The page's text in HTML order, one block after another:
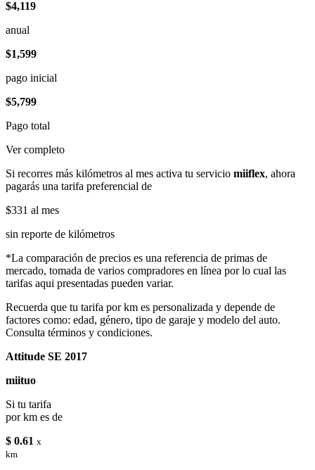
$4,119
anual
$1,599
pago inicial
$5,799
Pago total
Ver completo
Si recorres más kilómetros al mes activa tu servicio miiflex, ahora
pagarás una tarifa preferencial de
$331 al mes
sin reporte de kilómetros
*La comparación de precios es una referencia de primas de
mercado, tomada de varios compradores en línea por lo cual las
tarifas aqui presentadas pueden variar.
Recuerda que tu tarifa por km es personalizada y depende de
factores como: edad, género, tipo de garaje y modelo del auto.
Consulta términos y condiciones.
Attitude SE 2017
miituo
Si tu tarifa
por km es de
$ 0.61 x
km